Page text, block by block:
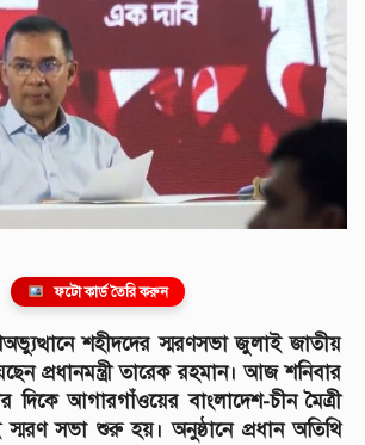
ফটো কার্ড তৈরি করুন
শহীদদের স্মরণসভা জুলাই জাতীয়
প্রধানমন্ত্রী তারেক রহমান। আজ শনিবার
আগারগাঁওয়ের বাংলাদেশ-চীন মৈত্রী
স্মরণ সভা শুরু হয়। অনুষ্ঠানে প্রধান অতিথি